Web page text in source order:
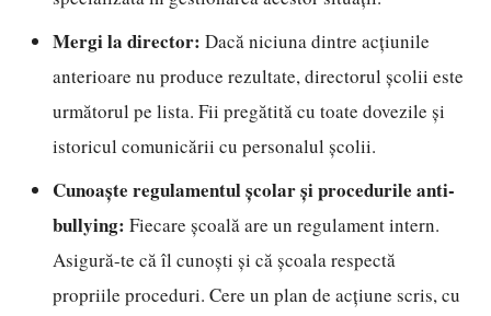
Mergi la director: Dacă niciuna dintre acțiunile
anterioare nu produce rezultate, directorul școlii este
următorul pe lista. Fii pregătită cu toate dovezile și
istoricul comunicării cu personalul școlii.
Cunoaște regulamentul școlar și procedurile anti-
bullying: Fiecare școală are un regulament intern.
Asigură-te că îl cunoști și că școala respectă
propriile proceduri. Cere un plan de acțiune scris, cu